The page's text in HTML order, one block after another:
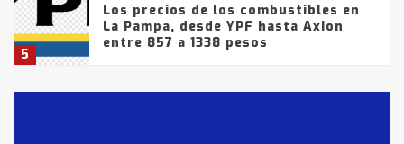
5
Los precios de los combustibles en
La Pampa, desde YPF hasta Axion
entre 857 a 1338 pesos